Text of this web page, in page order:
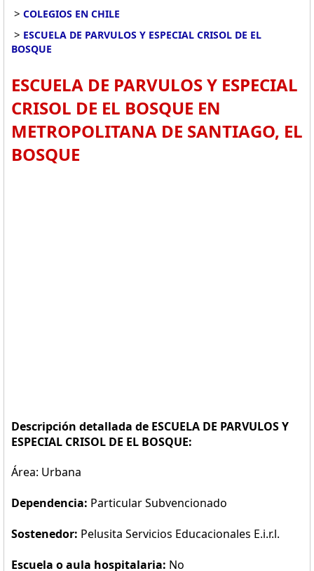
> COLEGIOS EN CHILE
> ESCUELA DE PARVULOS Y ESPECIAL CRISOL DE EL
BOSQUE
ESCUELA DE PARVULOS Y ESPECIAL
CRISOL DE EL BOSQUE EN
METROPOLITANA DE SANTIAGO, EL
BOSQUE
Descripción detallada de ESCUELA DE PARVULOS Y
ESPECIAL CRISOL DE EL BOSQUE:
Área: Urbana
Dependencia: Particular Subvencionado
Sostenedor: Pelusita Servicios Educacionales E.i.r.l.
Escuela o aula hospitalaria: No